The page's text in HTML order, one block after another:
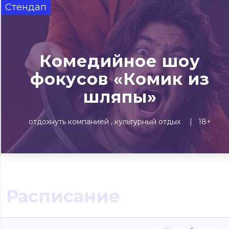
#билеты без комиссии
Сегодня
Событиям
Концерты Театр Детям Выставки
Стендап
Комедийное шоу
фокусов «Комик из
шляпы»
отдохнуть компанией культурный отдых 18+
Расписание